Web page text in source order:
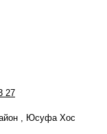
27
, Юсуфа Хос